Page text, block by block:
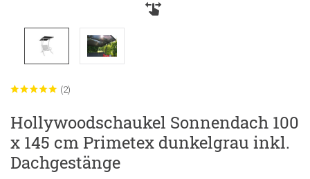
(2)
Hollywoodschaukel Sonnendach 100
x 145 cm Primetex dunkelgrau inkl.
Dachgestänge